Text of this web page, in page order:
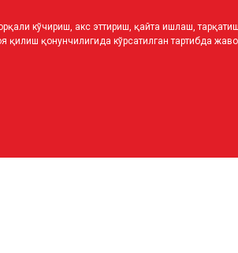
кўчириш, акс эттириш, қайта ишлаш,
қонунчилигида кўрсатилган тартибда